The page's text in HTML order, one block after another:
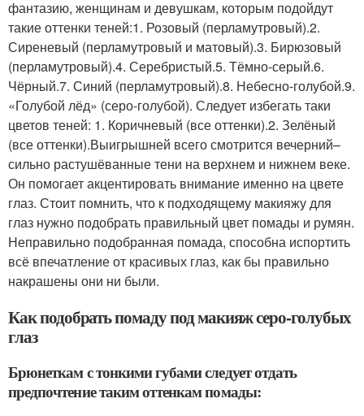
фантазию, женщинам и девушкам, которым подойдут
такие оттенки теней:1. Розовый (перламутровый).2.
Сиреневый (перламутровый и матовый).3. Бирюзовый
(перламутровый).4. Серебристый.5. Тёмно-серый.6.
Чёрный.7. Синий (перламутровый).8. Небесно-голубой.9.
«Голубой лёд» (серо-голубой). Следует избегать таки
цветов теней: 1. Коричневый (все оттенки).2. Зелёный
(все оттенки).Выигрышней всего смотрится вечерний–
сильно растушёванные тени на верхнем и нижнем веке.
Он помогает акцентировать внимание именно на цвете
глаз. Стоит помнить, что к подходящему макияжу для
глаз нужно подобрать правильный цвет помады и румян.
Неправильно подобранная помада, способна испортить
всё впечатление от красивых глаз, как бы правильно
накрашены они ни были.
Как подобрать помаду под макияж серо-голубых
глаз
Брюнеткам с тонкими губами следует отдать
предпочтение таким оттенкам помады: